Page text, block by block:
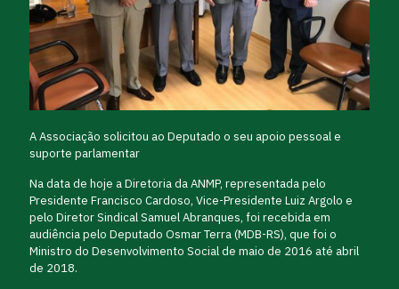
A Associação solicitou ao Deputado o seu apoio pessoal e
suporte parlamentar
Na data de hoje a Diretoria da ANMP, representada pelo
Presidente Francisco Cardoso, Vice-Presidente Luiz Argolo e
pelo Diretor Sindical Samuel Abranques, foi recebida em
audiência pelo Deputado Osmar Terra (MDB-RS), que foi o
Ministro do Desenvolvimento Social de maio de 2016 até abril
de 2018.